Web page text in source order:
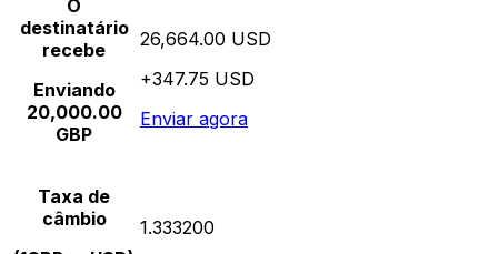
O
destinatário
recebe
Enviando
20,000.00
GBP
26,664.00 USD
+347.75 USD
Enviar agora
Taxa de
câmbio
1.333200